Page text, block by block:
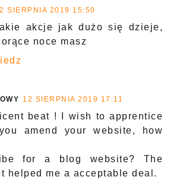
SIERPNIA 2019 15:50
akcje jak dużo się dzieje,
noce masz
12 SIERPNIA 2019 17:11
beat ! I wish to apprentice
amend your website, how
for a blog website? The
helped me a acceptable deal.